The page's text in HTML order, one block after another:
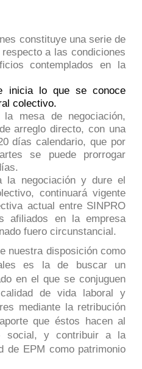
constituye una serie de
a las condiciones
contemplados en la
inicia lo que se conoce
colectivo.
mesa de negociación,
arreglo directo, con una
días calendario, que por
se puede prorrogar
la negociación y dure el
continuará vigente
actual entre SINPRO
afiliados en la empresa
fuero circunstancial.
nuestra disposición como
es la de buscar un
en el que se conjuguen
de vida laboral y
mediante la retribución
que éstos hacen al
social, y contribuir a la
de EPM como patrimonio